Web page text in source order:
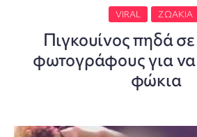
VIRAL ΖΩΆΚΙΑ
Πιγκουίνος πηδά
φωτογράφους για
φώκια